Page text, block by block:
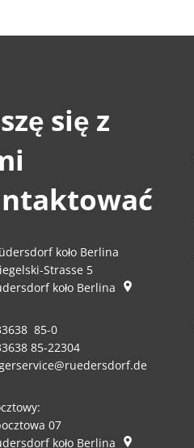
się z
koło Berlina
Strasse 5
koło Berlina
85-0
85-22304
07
koło Berlina